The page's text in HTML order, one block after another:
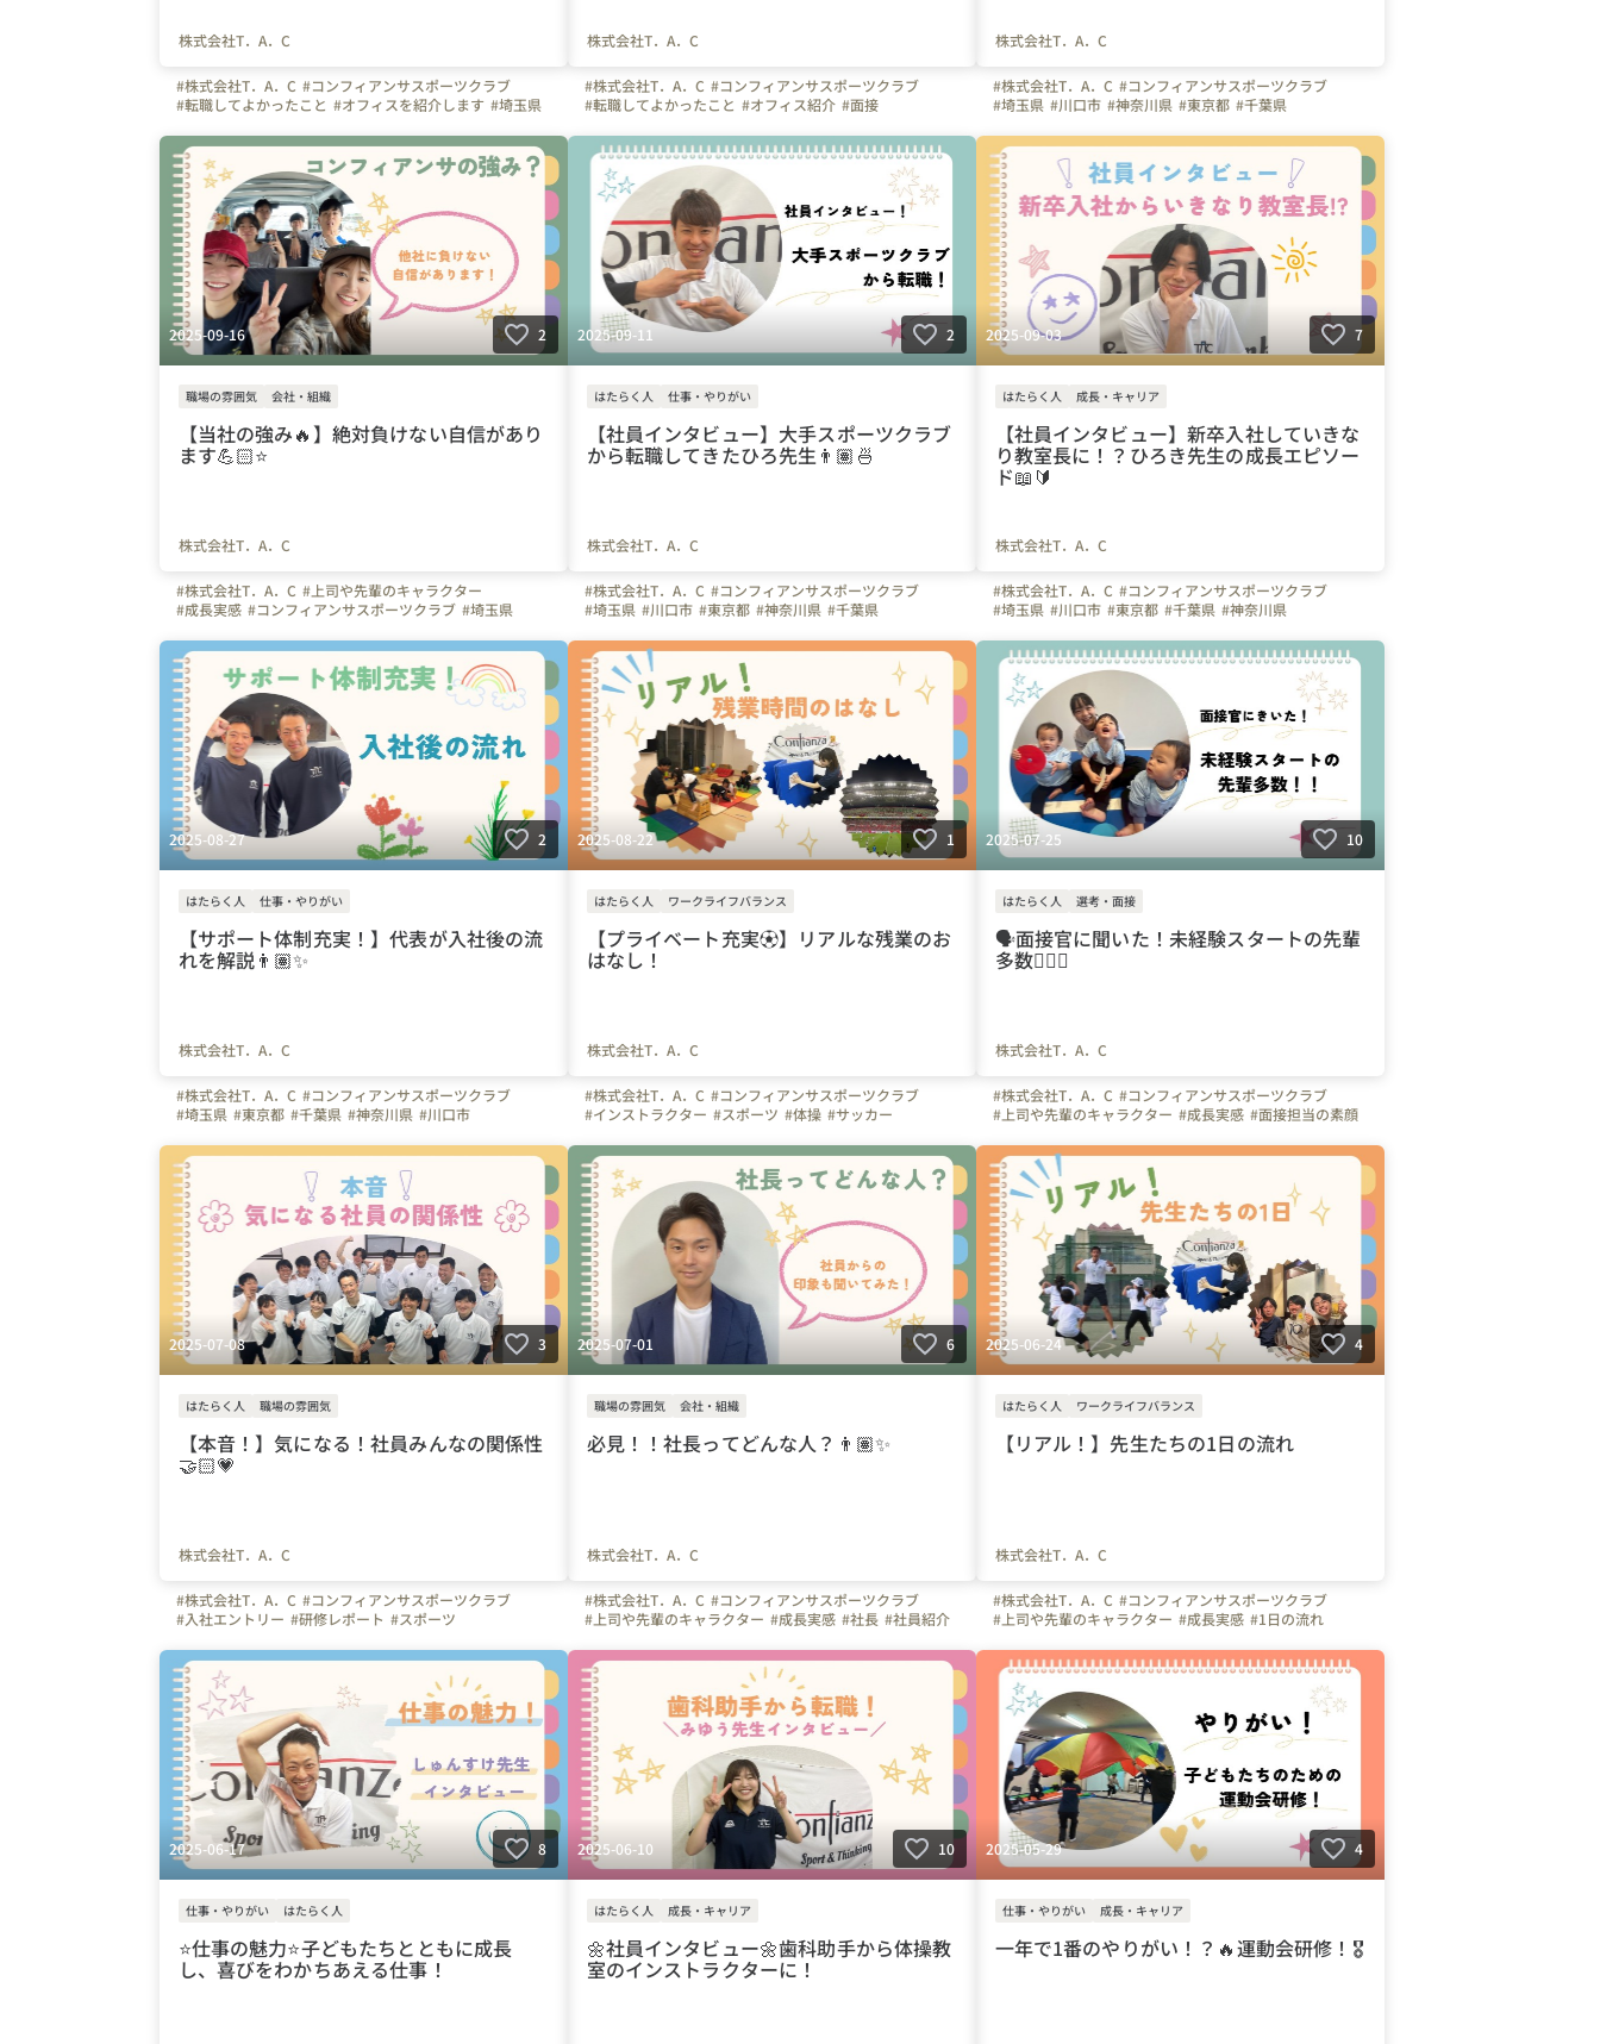
株式会社T．A．C
#株式会社T．A．C #コンフィアンサスポーツクラブ
#転職してよかったこと #オフィスを紹介します #埼玉県
#インタビュー #未経験大募集 #はたらく人 #面接
#面接の雰囲気
#スポーツクラブ #サッカー #体操
#インストラクター #体操の先生 #ビジョン
#幼児体育
#子ども
株式会社T．A．C
#株式会社T．A．C #コンフィアンサスポーツクラブ
#転職してよかったこと #オフィス紹介 #面接
#川口市 #東京都 #神奈川県 #千葉県 #インストラクター
#スポーツ #体操 #サッカー #選考 #未経験 #体操の先生
株式会社T．A．C
#株式会社T．A．C #コンフィアンサスポーツクラブ
#埼玉県 #川口市 #神奈川県 #東京都 #千葉県
#サッカー #未経験 #上司や先輩のキャラクター
#成長実感 #はたらく人 #インタビュー
#コーチ
#子ども
2025-09-16 2
職場の雰囲気 会社・組織
【当社の強み🔥】絶対負けない自信があり
ます💪🏻⭐️
株式会社T．A．C
#株式会社T．A．C #上司や先輩のキャラクター
#成長実感 #コンフィアンサスポーツクラブ #埼玉県
#体操 #サッカー #コーチ #未経験 #はたらく人
#インタビュー
#弊社のすごいところ #社内イベント
#体操の先生 #教育
2025-09-11 2
はたらく人 仕事・やりがい
【社員インタビュー】大手スポーツクラブ
から転職してきたひろ先生👨🏽🍜
株式会社T．A．C
#株式会社T．A．C #コンフィアンサスポーツクラブ
#埼玉県 #川口市 #東京都 #神奈川県 #千葉県
#成長実感 #やりがいを感じる瞬間 #弊社のすごいところ
#研修レポート
#入社エントリー
#転職してよかったこと
#インストラクター #体操教室
#幼児体育
#未経験 #社員紹介 #スポーツ
2025-09-03 7
はたらく人 成長・キャリア
【社員インタビュー】新卒入社していきな
り教室長に！？ひろき先生の成長エピソー
ド📖🔰
株式会社T．A．C
#株式会社T．A．C #コンフィアンサスポーツクラブ
#埼玉県 #川口市 #東京都 #千葉県 #神奈川県
#成長実感 #やりがいを感じる瞬間 #弊社のすごいところ
#研修レポート #入社エントリー #インストラクター
#体操教室 #T.A.C #スポーツ
#幼児体育
#スキルアップ
2025-08-27 2
はたらく人 仕事・やりがい
【サポート体制充実！】代表が入社後の流
れを解説👨🏽✨
株式会社T．A．C
#株式会社T．A．C #コンフィアンサスポーツクラブ
#埼玉県 #東京都 #千葉県 #神奈川県 #川口市
#成長実感 #やりがいを感じる瞬間 #弊社のすごいところ
#入社後の流れ
#研修レポート
#インストラクター
#体操教室
#スポーツ #体操 #サッカー
#幼児体育
#未経験
2025-08-22 1
はたらく人 ワークライフバランス
【プライベート充実⚽️】リアルな残業のお
はなし！
株式会社T．A．C
#株式会社T．A．C #コンフィアンサスポーツクラブ
#インストラクター #スポーツ #体操 #サッカー
#川口市 #神奈川県 #千葉県 #群馬県 #未経験 #教育
#上司や先輩のキャラクター #インタビュー
#残業
#成長実感 #はたらく人
2025-07-25 10
はたらく人 選考・面接
🗣️面接官に聞いた！未経験スタートの先輩
多数🤸🏻‍♂️
株式会社T．A．C
#株式会社T．A．C #コンフィアンサスポーツクラブ
#上司や先輩のキャラクター #成長実感 #面接担当の素顔
#インストラクター #スポーツ #インタビュー #埼玉県
#川口市
#東京都 #神奈川県
#面接
2025-07-08 3
はたらく人 職場の雰囲気
【本音！】気になる！社員みんなの関係性
🤝🏻💗
株式会社T．A．C
#株式会社T．A．C #コンフィアンサスポーツクラブ
#入社エントリー #研修レポート #スポーツ
#サッカー #体操 #コーチ #幼児体育 #幼稚園 #保育園
#未経験
#埼玉県
#川口市 #体操の先生 #東京都 #神奈川県 #千葉県
#写真で伝える会社の雰囲気
#上司や先輩のキャラクター
#社員紹介
2025-07-01 6
職場の雰囲気 会社・組織
必見！！社長ってどんな人？👨🏽✨
株式会社T．A．C
#株式会社T．A．C #コンフィアンサスポーツクラブ
#上司や先輩のキャラクター #成長実感 #社長 #社員紹介
#千葉県 #群馬県 #川口市 #さいたま市 #幼児体育
#体操の先生
#インストラクター
#サッカー
#スポーツ #スポーツインストラクター
#未経験
#未経験募集
2025-06-24 4
はたらく人 ワークライフバランス
【リアル！】先生たちの1日の流れ
株式会社T．A．C
#株式会社T．A．C #コンフィアンサスポーツクラブ
#上司や先輩のキャラクター #成長実感 #1日の流れ
#サッカー #インストラクター
#スポーツインストラクター #体操の先生 #幼児体育
#保育 #コーチ
2025-06-17 8
仕事・やりがい はたらく人
⭐️仕事の魅力⭐️子どもたちとともに成長
し、喜びをわかちあえる仕事！
2025-06-10 10
はたらく人 成長・キャリア
🌼社員インタビュー🌼歯科助手から体操教
室のインストラクターに！
2025-05-29 4
仕事・やりがい 成長・キャリア
一年で1番のやりがい！？🔥運動会研修！🎖️